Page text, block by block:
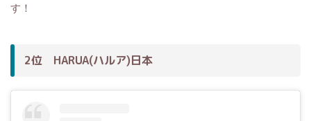
す！
2位 HARUA(ハルア)日本